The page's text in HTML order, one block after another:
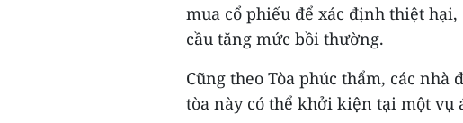
mua cổ phiếu để xác định thiệt
cầu tăng mức bồi thường.
Cũng theo Tòa phúc thẩm, các
tòa này có thể khởi kiện tại một vụ